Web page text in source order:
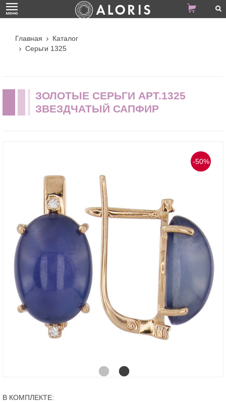
Главная
Каталог
Серьги 1325
ЗОЛОТЫЕ СЕРЬГИ АРТ.1325
ЗВЕЗДЧАТЫЙ САПФИР
-50%
В КОМПЛЕКТЕ: